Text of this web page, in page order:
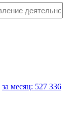
за месяц: 527 336